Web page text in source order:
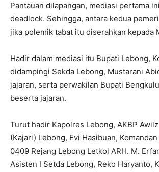
Pantauan dilapangan, mediasi pertama
deadlock. Sehingga, antara kedua
jika polemik tabat itu diserahkan kepada
Hadir dalam mediasi itu Bupati Lebong,
didampingi Sekda Lebong, Mustarani
jajaran, serta perwakilan Bupati
beserta jajaran.
Turut hadir Kapolres Lebong, AKBP
(Kajari) Lebong, Evi Hasibuan,
0409 Rejang Lebong Letkol ARH. M.
Asisten I Setda Lebong, Reko Haryanto,